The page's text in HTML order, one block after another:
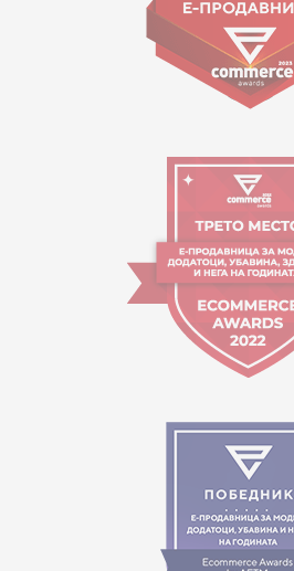
09:00 - 17:00